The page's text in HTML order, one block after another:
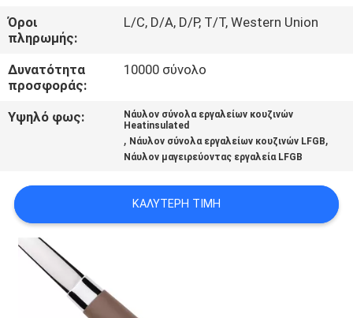
ΖΗΤΉΣΤΕ
ΈΝΑ
ΑΠΌΣΠΑΣΜΑ
PRIVACY
POLICY
Όροι
πληρωμής:
L/C, D/A, D/P, T/T, Western Union
Δυνατότητα
προσφοράς:
10000 σύνολο
Υψηλό φως:
Νάυλον σύνολα εργαλείων κουζινών
Heatinsulated
, Νάυλον σύνολα εργαλείων κουζινών LFGB,
Νάυλον μαγειρεύοντας εργαλεία LFGB
ΚΑΛΎΤΕΡΗ ΤΙΜΉ